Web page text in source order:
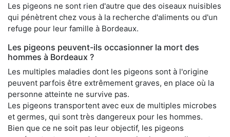
Les pigeons ne sont rien d'autre que des oiseaux nuisibles
qui pénètrent chez vous à la recherche d'aliments ou d'un
refuge pour leur famille à Bordeaux.
Les pigeons peuvent-ils occasionner la mort des
hommes à Bordeaux ?
Les multiples maladies dont les pigeons sont à l'origine
peuvent parfois être extrêmement graves, en place où la
personne atteinte ne survive pas.
Les pigeons transportent avec eux de multiples microbes
et germes, qui sont très dangereux pour les hommes.
Bien que ce ne soit pas leur objectif, les pigeons